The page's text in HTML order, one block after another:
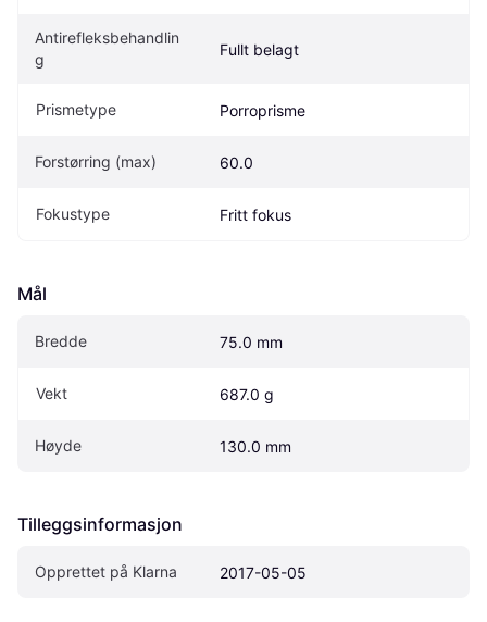
Antirefleksbehandlin
g
Fullt belagt
Prismetype Porroprisme
Forstørring (max) 60.0
Fokustype Fritt fokus
Mål
Bredde 75.0 mm
Vekt 687.0 g
Høyde 130.0 mm
Tilleggsinformasjon
Opprettet på Klarna 2017-05-05